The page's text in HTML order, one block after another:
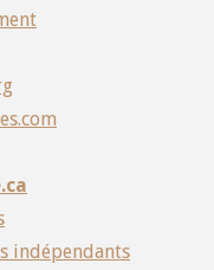
indépendants